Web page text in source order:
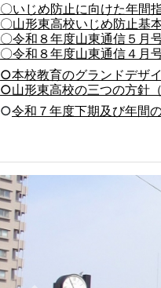
〇いじめ防止に向けた年間
〇山形東高校いじめ防止基
〇令和８年度山東通信５月
〇令和８年度山東通信４月
○本校教育のグランドデザ
○山形東高校の三つの方針
○令和７年度下期及び年間